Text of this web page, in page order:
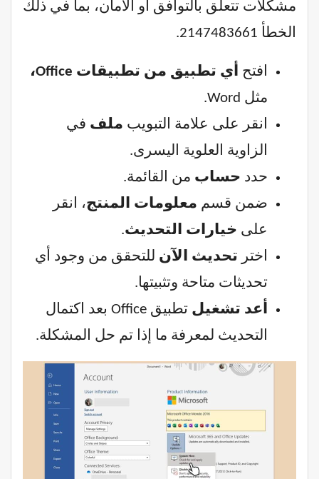
مشكلات تتعلق بالتوافق أو الأمان، بما في ذلك
الخطأ 2147483661.
افتح
أي تطبيق من تطبيقات Office،
مثل Word.
انقر على علامة التبويب ملف في
الزاوية العلوية اليسرى.
حدد حساب من القائمة.
ضمن قسم معلومات المنتج، انقر
على خيارات التحديث.
اختر تحديث الآن للتحقق من وجود أي
تحديثات متاحة وتثبيتها.
أعد تشغيل
تطبيق Office بعد اكتمال
التحديث لمعرفة ما إذا تم حل المشكلة.